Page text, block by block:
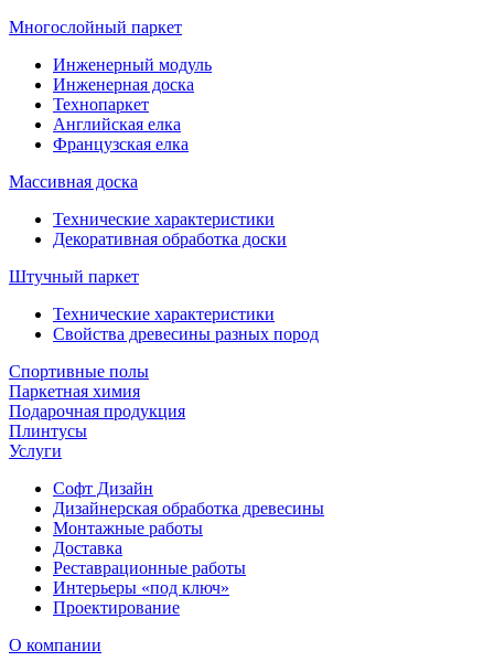
Многослойный паркет
Инженерный модуль
Инженерная доска
Технопаркет
Английская елка
Французская елка
Массивная доска
Технические характеристики
Декоративная обработка доски
Штучный паркет
Технические характеристики
Свойства древесины разных пород
Спортивные полы
Паркетная химия
Подарочная продукция
Плинтусы
Услуги
Софт Дизайн
Дизайнерская обработка древесины
Монтажные работы
Доставка
Реставрационные работы
Интерьеры «под ключ»
Проектирование
О компании